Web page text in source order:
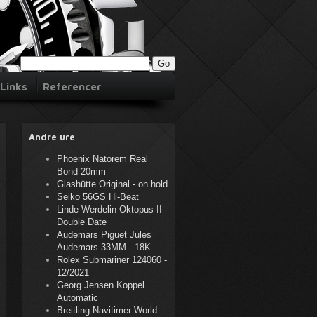
Links Referencer
Andre ure
Phoenix Natorem Real
Bond 20mm
Glashütte Original - on hold
Seiko 56GS Hi-Beat
Linde Werdelin Oktopus II
Double Date
Audemars Piguet Jules
Audemars 33MM - 18K
Rolex Submariner 124060 -
12/2021
Georg Jensen Koppel
Automatic
Breitling Navitimer World